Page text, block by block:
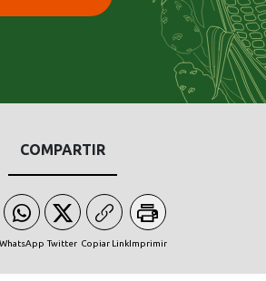
COMPARTIR
Twitter Copiar LinkImprimir